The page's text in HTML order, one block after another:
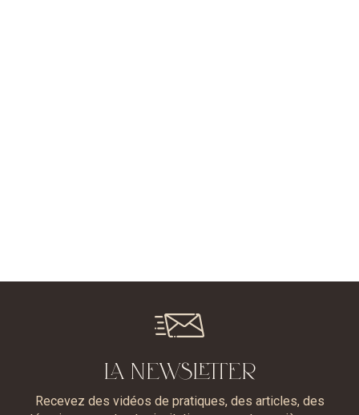
LA NEWSLETTER
Recevez des vidéos de pratiques, des articles, des